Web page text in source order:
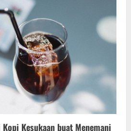
Kesukaan buat Menemani